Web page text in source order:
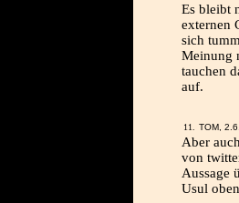
Es bleibt
externen
sich
Meinung
tauchen
auf.
TOM,
Aber
von
Aussage
Usul